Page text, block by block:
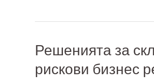
Решенията за
рискови бизнес
Решенията
складовото